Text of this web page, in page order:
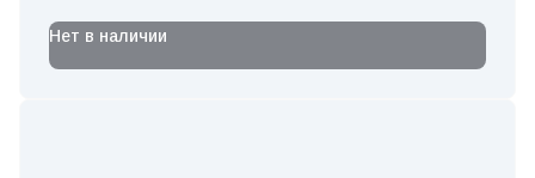
Нет в наличии